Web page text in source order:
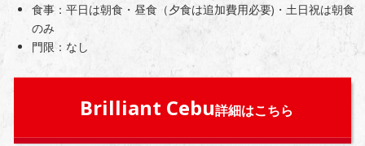
食事：平日は朝食・昼食（夕食は追加費用必要)・土日祝は朝食
のみ
門限：なし
Brilliant Cebu詳細はこちら